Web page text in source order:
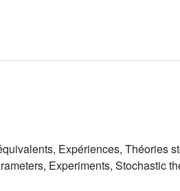
Expériences, Théories
Experiments, Stochastic